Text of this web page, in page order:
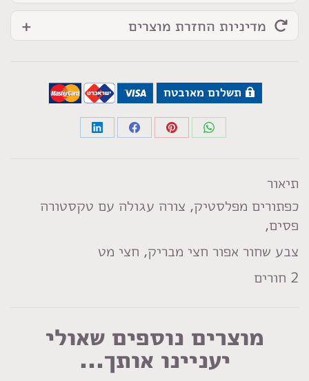
מדיניות החזרת מוצרים
תשלום מאובטח
Share
Share
Share
Share
תיאור
כפתורים מפלסטיק, צורה עגולה עם טקסטורה
פסים,
צבע שחור אפור חצי מבריק, חצי מט
2 חורים
מוצרים נוספים שאולי
יעניינו אותך...